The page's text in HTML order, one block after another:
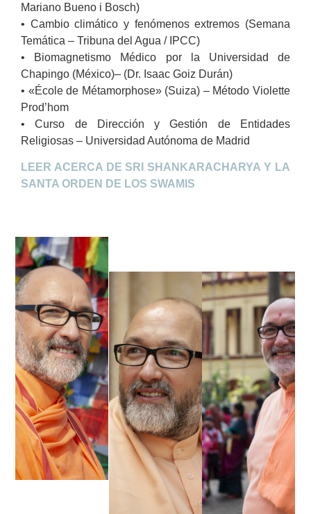
Mariano Bueno i Bosch)
• Cambio climático y fenómenos extremos (Semana
Temática – Tribuna del Agua / IPCC)
• Biomagnetismo Médico por la Universidad de
Chapingo (México)– (Dr. Isaac Goiz Durán)
• «École de Métamorphose» (Suiza) – Método Violette
Prod’hom
• Curso de Dirección y Gestión de Entidades
Religiosas – Universidad Autónoma de Madrid
LEER ACERCA DE SRI SHANKARACHARYA Y LA
SANTA ORDEN DE LOS SWAMIS